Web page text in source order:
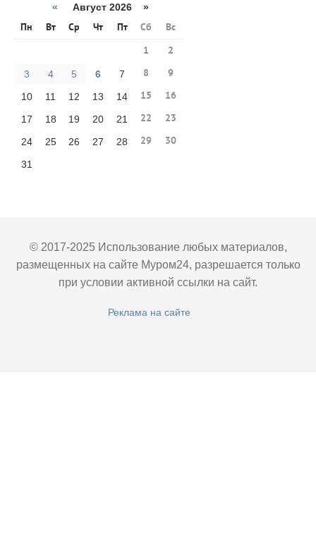
« Август 2026 »
Пн Вт Ср Чт Пт Сб
Вс
1
2
3 4 5 6 7 8 9
10 11 12 13 14 15 16
17 18 19 20 21 22 23
24 25 26 27 28 29 30
31
© 2017-2025 Использование любых материалов,
размещенных на сайте Муром24, разрешается только
при условии активной ссылки на сайт.
Реклама на сайте